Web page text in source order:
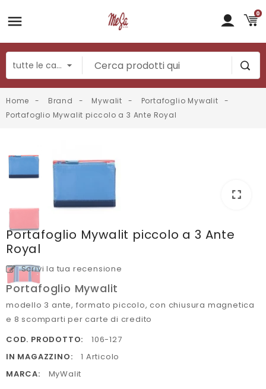
0
Home Brand Mywalit
Portafoglio Mywalit
Portafoglio Mywalit piccolo a 3 Ante Royal
fullscreen
fullscreen
Portafoglio Mywalit piccolo a 3 Ante
Royal
Scrivi la tua recensione
Portafoglio Mywalit
modello 3 ante, formato piccolo, con chiusura magnetica
e 8 scomparti per carte di credito
COD. PRODOTTO:
106-127
IN MAGAZZINO:
1 Articolo
MARCA:
MyWalit